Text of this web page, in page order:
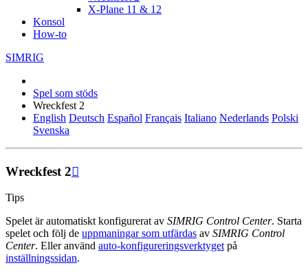
X-Plane 11 & 12
Konsol
How-to
SIMRIG
Spel som stöds
Wreckfest 2
English Deutsch Español Français Italiano Nederlands Polski
Svenska
Wreckfest 2
Tips
Spelet är automatiskt konfigurerat av SIMRIG Control Center. Starta
spelet och följ de uppmaningar som utfärdas av SIMRIG Control
Center. Eller använd auto-konfigureringsverktygetpå
inställningssidan.